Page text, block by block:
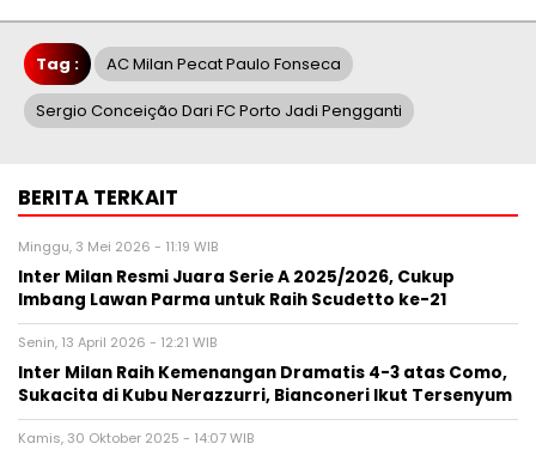
Tag : AC Milan Pecat Paulo Fonseca
Sergio Conceição Dari FC Porto Jadi Pengganti
BERITA TERKAIT
Minggu, 3 Mei 2026 - 11:19 WIB
Inter Milan Resmi Juara Serie A 2025/2026, Cukup
Imbang Lawan Parma untuk Raih Scudetto ke-21
Senin, 13 April 2026 - 12:21 WIB
Inter Milan Raih Kemenangan Dramatis 4-3 atas Como,
Sukacita di Kubu Nerazzurri, Bianconeri Ikut Tersenyum
Kamis, 30 Oktober 2025 - 14:07 WIB